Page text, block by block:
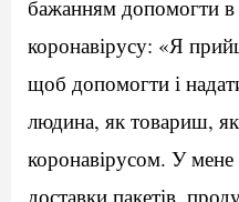
бажанням допомогти
коронавірусу: «Я
щоб допомогти і
людина, як товариш,
коронавірусом. У мене
доставки пакетів,